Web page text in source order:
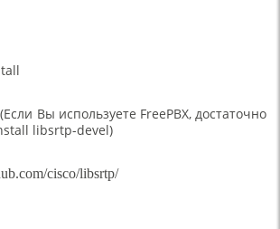
Вы используете FreePBX, достаточно
libsrtp-devel)
cisco/libsrtp/